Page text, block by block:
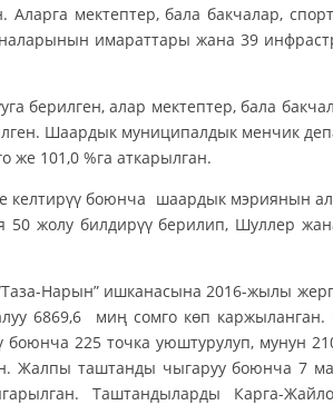
мектептер, бала бакчалар,
имараттары жана 39
берилген, алар мектептер, бала
Шаардык муниципалдык менчик
же 101,0 %га аткарылган.
келтирүү боюнча шаардык мэриянын
50 жолу билдирүү берилип, Шуллер
ишканасына 2016-жылы
6869,6 миң сомго көп каржыланган.
боюнча 225 точка уюштурулуп, мунун
Жалпы таштанды чыгаруу боюнча 7
Таштандыларды Карга-